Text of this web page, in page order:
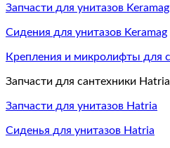
Запчасти для унитазов Keramag
Сидения для унитазов Keramag
Крепления и микролифты для
Запчасти для сантехники Hatria
Запчасти для унитазов Hatria
Сиденья для унитазов Hatria